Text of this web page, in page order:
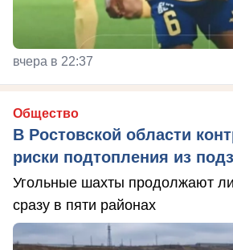
вчера в 22:37
Общество
В Ростовской области
риски подтопления из
Угольные шахты продолжают
сразу в пяти районах